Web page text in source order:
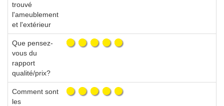
trouvé
l'ameublement
et l'extérieur
Que pensez-
vous du
rapport
qualité/prix?
Comment sont
les